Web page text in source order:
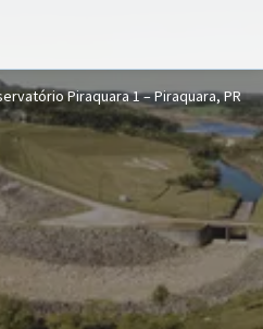
Piraquara 1 – Piraquara, PR